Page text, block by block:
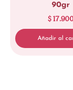
90gr
$
Añadir al